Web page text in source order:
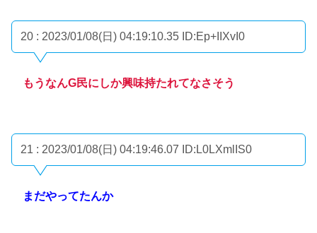
20 : 2023/01/08(日) 04:19:10.35 ID:Ep+IIXvI0
もうなんG民にしか興味持たれてなさそう
21 : 2023/01/08(日) 04:19:46.07 ID:L0LXmlIS0
まだやってたんか